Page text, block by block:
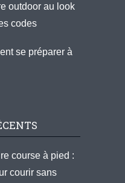
outdoor au look
codes
se préparer à
course à pied :
courir sans